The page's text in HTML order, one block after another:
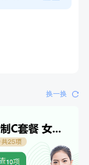
换一换